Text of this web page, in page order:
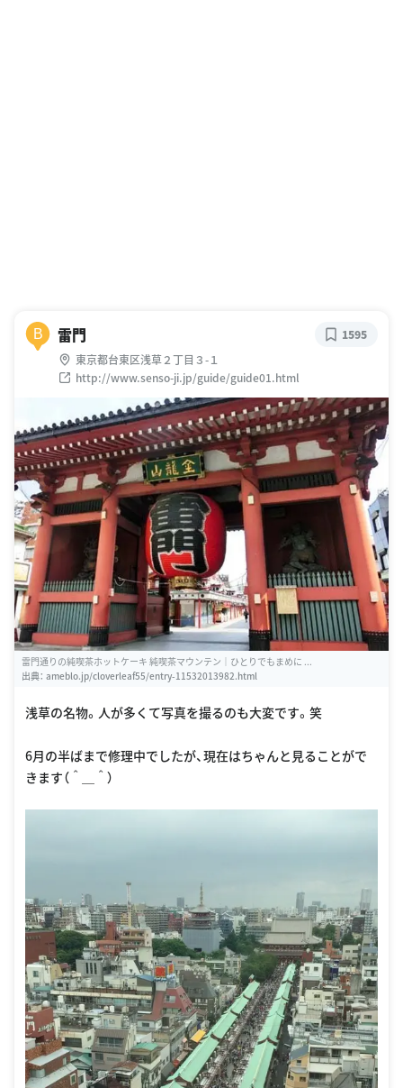
B 雷門
東京都台東区浅草２丁目３-１
http://www.senso-ji.jp/guide/guide01.html
1595
雷門通りの純喫茶ホットケーキ 純喫茶マウンテン｜ひとりでもまめに ...
出典： ameblo.jp/cloverleaf55/entry-11532013982.html
浅草の名物。人が多くて写真を撮るのも大変です。笑
6月の半ばまで修理中でしたが、現在はちゃんと見ることがで
きます（＾＿＾）